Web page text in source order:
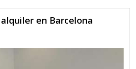
en Barcelona